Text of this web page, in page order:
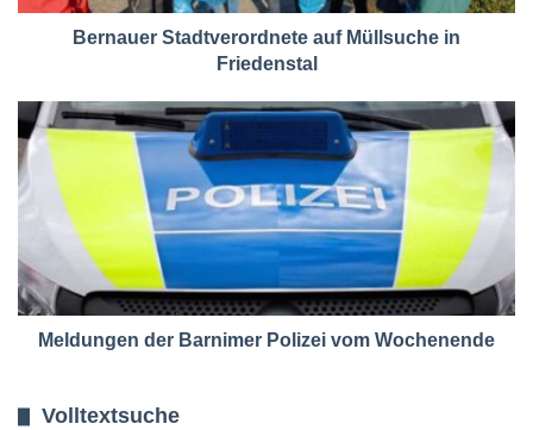
Bernauer Stadtverordnete auf Müllsuche in
Friedenstal
Meldungen der Barnimer Polizei vom Wochenende
Volltextsuche